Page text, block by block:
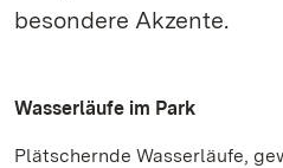
besondere Akzente.
Wasserläufe im Park
Plätschernde Wasserläufe,